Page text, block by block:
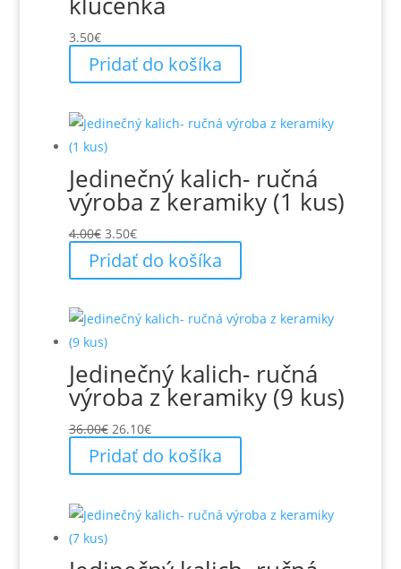
3.50€
Pridať do košíka
Jedinečný kalich- ručná
výroba z keramiky (1 kus)
4.00€ Pôvodná
cena
bola:
3.50€Aktuálna
cena
je:
Pridať do košíka
Jedinečný kalich- ručná
výroba z keramiky (9 kus)
36.00€ Pôvodná
cena
bola:
26.10€Aktuálna
cena
je:
Pridať do košíka